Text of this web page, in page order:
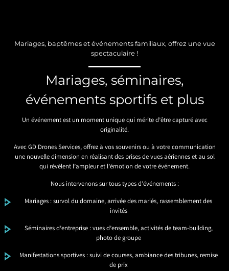
Mariages, baptêmes et événements familiaux, offrez une vue
spectaculaire !
Mariages, séminaires,
événements sportifs et plus
Un événement est un moment unique qui mérite d’être capturé avec
originalité.
Avec GD Drones Services, offrez à vos souvenirs ou à votre communication
une nouvelle dimension en réalisant des prises de vues aériennes et au sol
qui révèlent l’ampleur et l’émotion de votre événement.
Nous intervenons sur tous types d’événements :
Mariages : survol du domaine, arrivée des mariés, rassemblement des
invités
Séminaires d’entreprise : vues d’ensemble, activités de team-building,
photo de groupe
Manifestations sportives : suivi de courses, ambiance des tribunes, remise
de prix